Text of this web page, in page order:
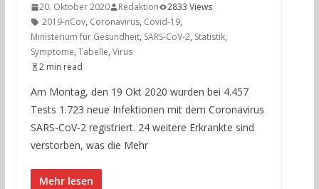
20. Oktober 2020 Redaktion
2833 Views
2019-nCov, Coronavirus, Covid-19,
Ministerium für Gesundheit, SARS-CoV-2, Statistik,
Symptome, Tabelle, Virus
2 min read
Am Montag, den 19 Okt 2020 wurden bei 4.457
Tests 1.723 neue Infektionen mit dem Coronavirus
SARS-CoV-2 registriert. 24 weitere Erkrankte sind
verstorben, was die Mehr
Mehr lesen